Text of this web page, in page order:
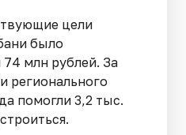
цели
было
74 млн рублей. За
регионального
помогли 3,2 тыс.